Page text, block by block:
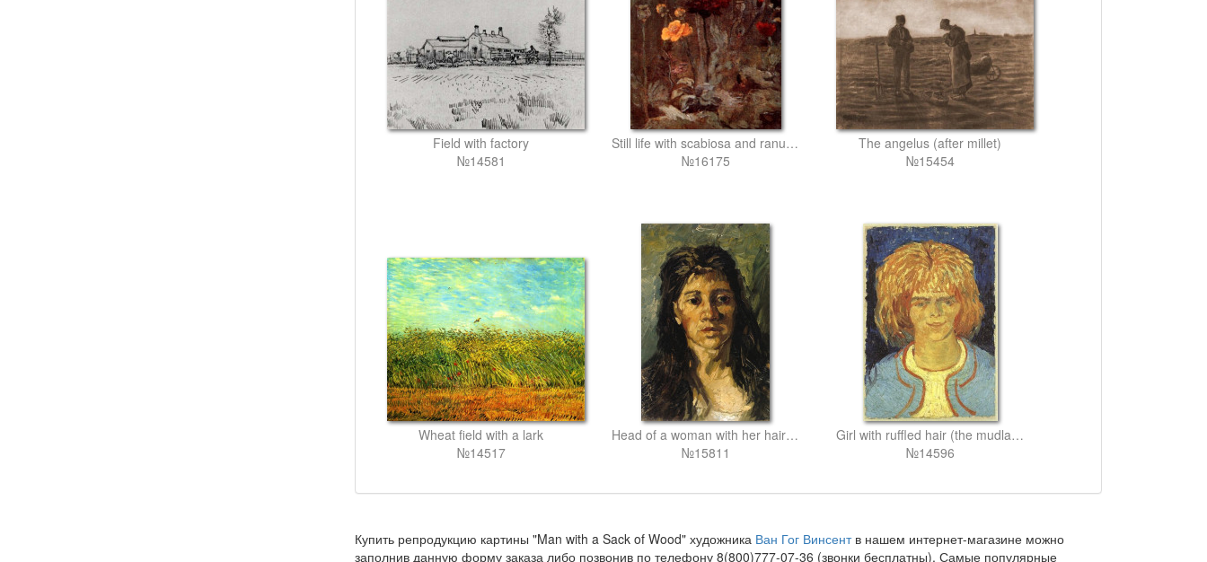
Field with factory
№14581
Still life with scabiosa and ranunculus
№16175
The angelus (after millet)
№15454
Wheat field with a lark
№14517
Head of a woman with her hair loose
№15811
Girl with ruffled hair (the mudlark)
№14596
Купить репродукцию картины "Man with a Sack of Wood" художника Ван Гог Винсентв нашем интернет-магазине можно
заполнив данную форму заказа либо позвонив по телефону 8(800)777-07-36 (звонки бесплатны). Самые популярные